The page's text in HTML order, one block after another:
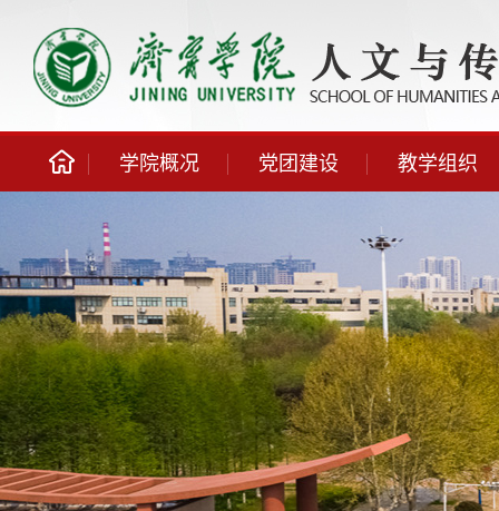
学院概况 党团建设 教学组织